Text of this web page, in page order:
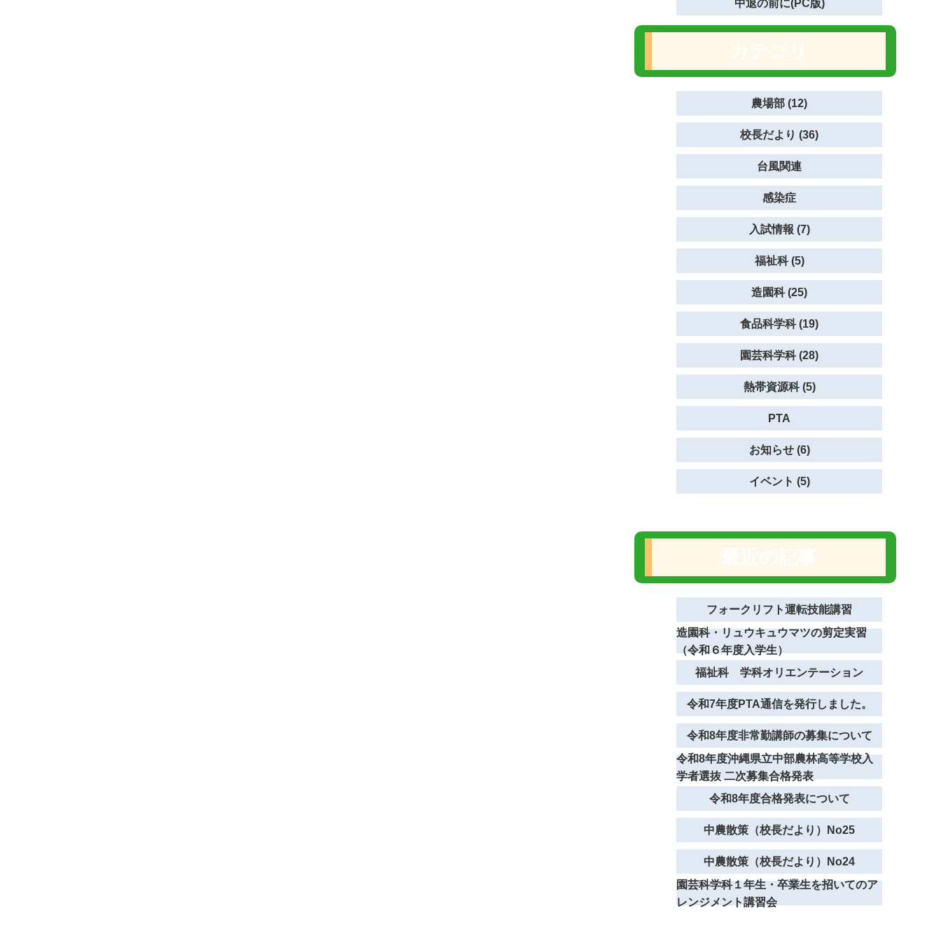
中退の前に(PC版)
農場部 (12)
校長だより (36)
台風関連
感染症
入試情報 (7)
福祉科 (5)
造園科 (25)
食品科学科 (19)
園芸科学科 (28)
熱帯資源科 (5)
PTA
お知らせ (6)
イベント (5)
フォークリフト運転技能講習
造園科・リュウキュウマツの剪定実習
（令和６年度入学生）
福祉科 学科オリエンテーション
令和7年度PTA通信を発行しました。
令和8年度非常勤講師の募集について
令和8年度沖縄県立中部農林高等学校入
学者選抜 二次募集合格発表
令和8年度合格発表について
中農散策（校長だより）No25
中農散策（校長だより）No24
園芸科学科１年生・卒業生を招いてのア
レンジメント講習会